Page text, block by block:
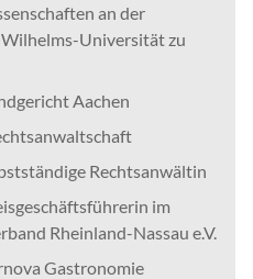
an der
Universität zu
Aachen
Rechtsanwältin
im
Rheinland-Nassau e.V.
Gastronomie